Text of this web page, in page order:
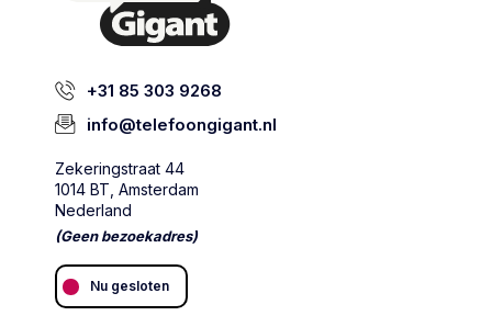
+31 85 303 9268
info@telefoongigant.nl
Zekeringstraat 44
1014 BT, Amsterdam
Nederland
(Geen bezoekadres)
Nu gesloten